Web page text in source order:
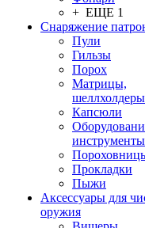
+ ЕЩЕ 1
Снаряжение
Пули
Гильзы
Порох
Матрицы,
шеллхолдеры
Капсюли
инструменты
Прокладки
Пыжи
Аксессуары для
оружия